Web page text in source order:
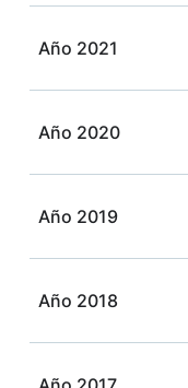
Año 2021
Año 2020
Año 2019
Año 2018